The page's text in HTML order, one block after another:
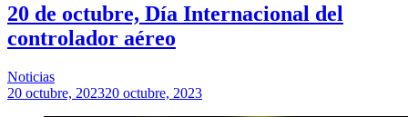
20 de octubre, Día Internacional del
controlador aéreo
Noticias
20 octubre, 202320 octubre, 2023